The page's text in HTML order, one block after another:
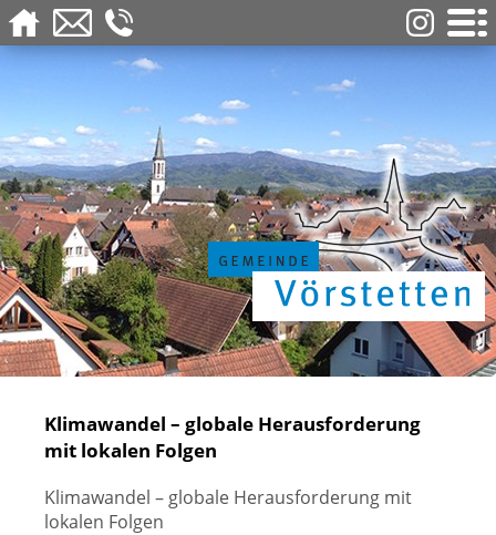
Klimawandel – globale Herausforderung
mit lokalen Folgen
Klimawandel – globale Herausforderung mit
lokalen Folgen